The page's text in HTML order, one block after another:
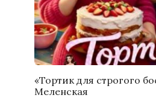
«Тортик для строгого
Меленская